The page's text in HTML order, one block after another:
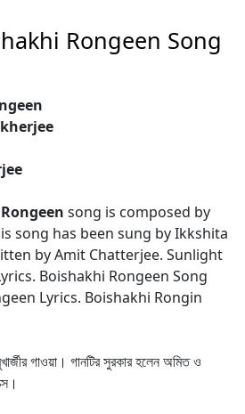
Rongeen Song
song is composed by
song has been sung by Ikkshita
by Amit Chatterjee. Sunlight
Boishakhi Rongeen Song
Lyrics. Boishakhi Rongin
গাওয়া। গানটির সুরকার হলেন অমিত ও